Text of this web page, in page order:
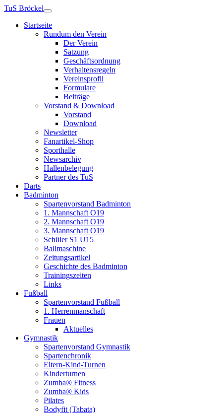
TuS Bröckel
Startseite
Rundum den Verein
Der Verein
Satzung
Geschäftsordnung
Verhaltensregeln
Vereinsprofil
Formulare
Beiträge
Vorstand & Download
Vorstand
Download
Newsletter
Fanartikel-Shop
Sporthalle
Newsarchiv
Hallenbelegung
Partner des TuS
Darts
Badminton
Spartenvorstand Badminton
1. Mannschaft O19
2. Mannschaft O19
3. Mannschaft O19
Schüler S1 U15
Ballmaschine
Zeitungsartikel
Geschichte des Badminton
Trainingszeiten
Links
Fußball
Spartenvorstand Fußball
1. Herrenmanschaft
Frauen
Aktuelles
Gymnastik
Spartenvorstand Gymnastik
Spartenchronik
Eltern-Kind-Turnen
Kinderturnen
Zumba® Fitness
Zumba® Kids
Pilates
Bodyfit (Tabata)